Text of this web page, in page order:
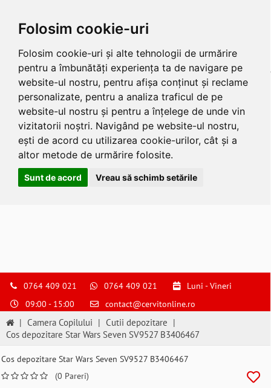
Folosim cookie-uri
Folosim cookie-uri și alte tehnologii de urmărire
pentru a îmbunătăți experiența ta de navigare pe
website-ul nostru, pentru afișa conținut și reclame
personalizate, pentru a analiza traficul de pe
website-ul nostru și pentru a înțelege de unde vin
vizitatorii noștri. Navigând pe website-ul nostru,
ești de acord cu utilizarea cookie-urilor, cât și a
altor metode de urmărire folosite.
Sunt de acord Vreau să schimb setările
0764 409 021 0764 409 021
Luni - Vineri
09:00 - 15:00
contact@cervitonline.ro
| Camera Copilului | Cutii depozitare |
Cos depozitare Star Wars Seven SV9527 B3406467
Cos depozitare Star Wars Seven SV9527 B3406467
(0 Pareri)